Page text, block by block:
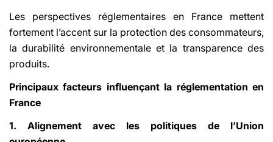
Les perspectives réglementaires en France mettent
fortement l’accent sur la protection des consommateurs,
la durabilité environnementale et la transparence des
produits.
Principaux facteurs influençant la réglementation en
France
1. Alignement avec les politiques de l’Union